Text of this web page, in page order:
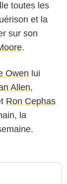
toutes les
et la
sur son
.
Owen lui
Allen,
Ron Cephas
la